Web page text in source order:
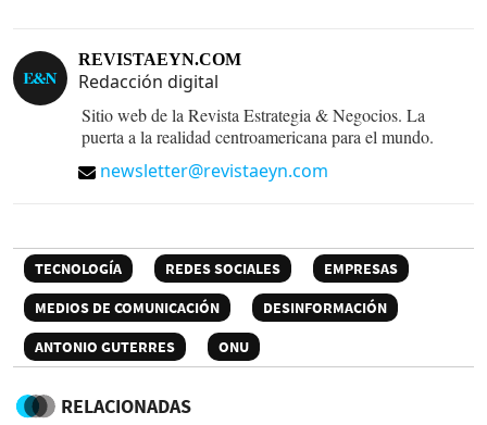
REVISTAEYN.COM
Redacción digital
Sitio web de la Revista Estrategia & Negocios. La
puerta a la realidad centroamericana para el mundo.
newsletter@revistaeyn.com
TECNOLOGÍA REDES SOCIALES
EMPRESAS
MEDIOS DE COMUNICACIÓN
DESINFORMACIÓN
ANTONIO GUTERRES
ONU
RELACIONADAS